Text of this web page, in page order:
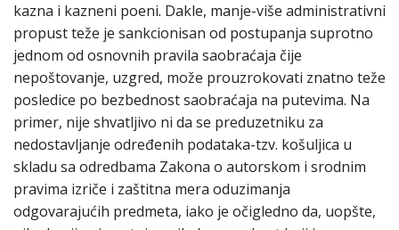
kazna i kazneni poeni. Dakle, manje-više administrativni
propust teže je sankcionisan od postupanja suprotno
jednom od osnovnih pravila saobraćaja čije
nepoštovanje, uzgred, može prouzrokovati znatno teže
posledice po bezbednost saobraćaja na putevima. Na
primer, nije shvatljivo ni da se preduzetniku za
nedostavljanje određenih podataka-tzv. košuljica u
skladu sa odredbama Zakona o autorskom i srodnim
pravima izriče i zaštitna mera oduzimanja
odgovarajućih predmeta, iako je očigledno da, uopšte,